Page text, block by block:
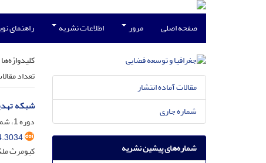
صفحه اصلی مرور اطلاعات نشریه راهنمای
تعداد
شبکه
دوره 1، شماره 2، تیر 1403، صفحه
کیومرث
مقالات آماده انتشار
شماره جاری
شماره‌های پیشین نشریه